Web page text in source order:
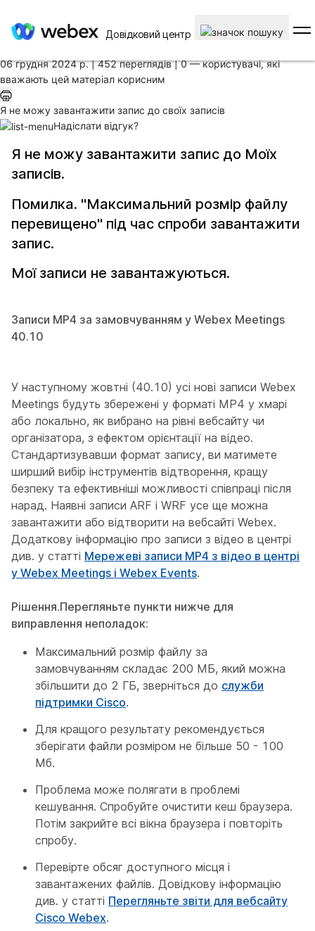
Довідковий центр
Стаття
06 грудня 2024 р. |452 переглядів |0 — користувачі, які
вважають цей матеріал корисним
Я не можу завантажити запис до своїх записів
Надіслати відгук?
Я не можу завантажити запис до Моїх
записів.
Помилка. "Максимальний розмір файлу
перевищено" під час спроби завантажити
запис.
Мої записи не завантажуються.
Записи MP4 за замовчуванням у Webex Meetings
40.10
У наступному жовтні (40.10) усі нові записи Webex
Meetings будуть збережені у форматі MP4 у хмарі
або локально, як вибрано на рівні вебсайту чи
організатора, з ефектом орієнтації на відео.
Стандартизувавши формат запису, ви матимете
ширший вибір інструментів відтворення, кращу
безпеку та ефективніші можливості співпраці після
нарад. Наявні записи ARF і WRF усе ще можна
завантажити або відтворити на вебсайті Webex.
Додаткову інформацію про записи з відео в центрі
див. у статті Мережеві записи MP4 з відео в центрі
у Webex Meetings і Webex Events.
Рішення.Перегляньте пункти нижче для
виправлення неполадок:
Максимальний розмір файлу за
замовчуванням складає 200 МБ, який можна
збільшити до 2 ГБ, зверніться до служби
підтримки Cisco.
Для кращого результату рекомендується
зберігати файли розміром не більше 50 - 100
Мб.
Проблема може полягати в проблемі
кешування. Спробуйте очистити кеш браузера.
Потім закрийте всі вікна браузера і повторіть
спробу.
Перевірте обсяг доступного місця і
завантажених файлів. Довідкову інформацію
див. у статті Перегляньте звіти для вебсайту
Cisco Webex.